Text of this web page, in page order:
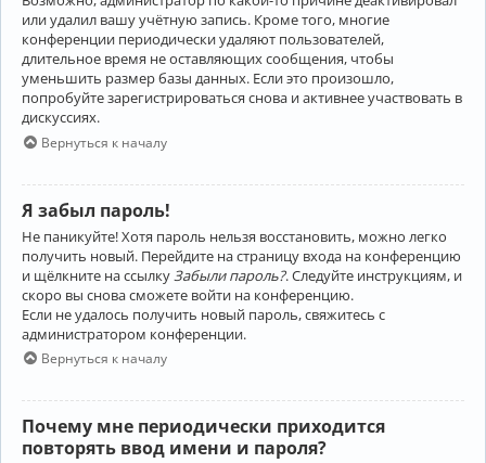
или удалил вашу учётную запись. Кроме того, многие
конференции периодически удаляют пользователей,
длительное время не оставляющих сообщения, чтобы
уменьшить размер базы данных. Если это произошло,
попробуйте зарегистрироваться снова и активнее участвовать в
дискуссиях.
Вернуться к началу
Я забыл пароль!
Не паникуйте! Хотя пароль нельзя восстановить, можно легко
получить новый. Перейдите на страницу входа на конференцию
и щёлкните на ссылку Забыли пароль?. Следуйте инструкциям, и
скоро вы снова сможете войти на конференцию.
Если не удалось получить новый пароль, свяжитесь с
администратором конференции.
Вернуться к началу
Почему мне периодически приходится
повторять ввод имени и пароля?